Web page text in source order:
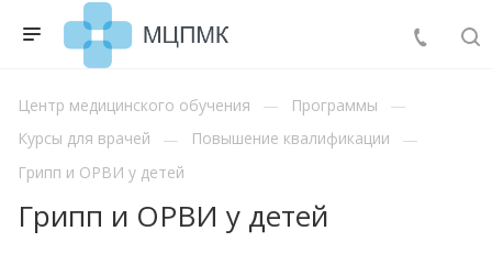
Центр медицинского обучения
Программы
Курсы для врачей
Повышение квалификации
Грипп и ОРВИ у детей
Грипп и ОРВИ у детей